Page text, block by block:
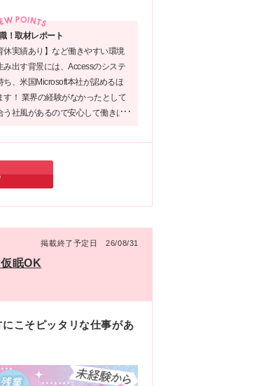
！取材レポート
休実績あり】など働きやすい環境
出す背景には、Accessのシステ
、米国Microsoft本社が認めるほ
す！ 業界の経験がなかったとして
社風があるので安心して働きは
たい方必見の会社だと思いま
掲載終了予定日 26/08/31
眠OK
こそピッタリな仕事があ